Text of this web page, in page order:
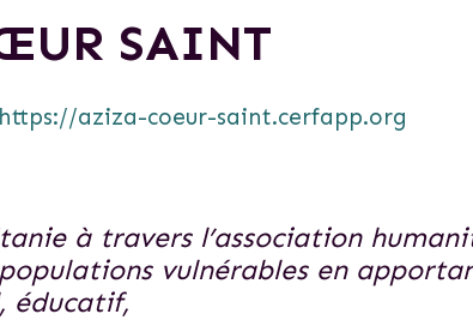
SAINT
https://aziza-coeur-saint.cerfapp.org
à travers l’association
vulnérables en
éducatif,